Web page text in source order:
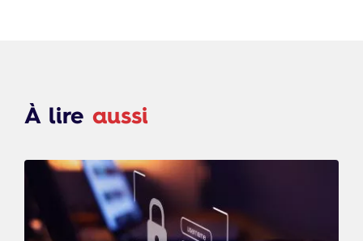
À lire aussi